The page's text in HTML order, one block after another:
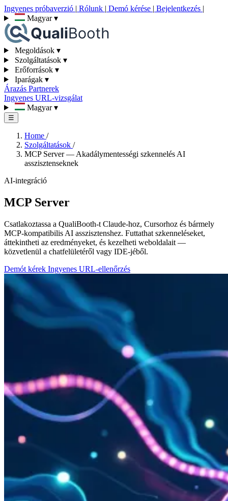
Ingyenes próbaverzió | Rólunk | Demó kérése | Bejelentkezés |
Magyar▾
Megoldások ▾
Szolgáltatások ▾
Erőforrások ▾
Iparágak ▾
Árazás Partnerek
Ingyenes URL-vizsgálat
Magyar▾
☰
Home /
Szolgáltatások /
MCP Server — Akadálymentességi szkennelés AI
asszisztenseknek
AI-integráció
MCP Server
Csatlakoztassa a QualiBooth-t Claude-hoz, Cursorhoz és bármely
MCP-kompatibilis AI asszisztenshez. Futtathat szkenneléseket,
áttekintheti az eredményeket, és kezelheti weboldalait —
közvetlenül a chatfelületéről vagy IDE-jéből.
Demót kérek Ingyenes URL-ellenőrzés